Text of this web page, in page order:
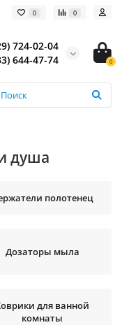
0 0
724-02-04
644-47-74
0
душа
полотенец
Дозаторы мыла
для ванной
комнаты